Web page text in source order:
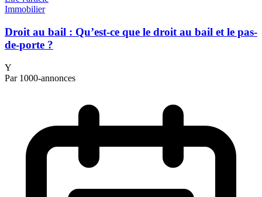
Immobilier
Droit au bail : Qu’est-ce que le droit au bail et le pas-
de-porte ?
Y
Par 1000-annonces